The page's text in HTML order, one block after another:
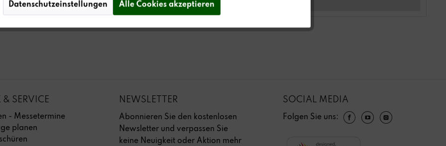
& SERVICE
- Messetermine
planen
NEWSLETTER
Abonnieren Sie den kostenlosen
Newsletter und verpassen Sie
keine Neuigkeit oder Aktion mehr
SOCIAL MEDIA
Folgen Sie uns:
Datenschutzeinstellungen Alle Cookies akzeptieren